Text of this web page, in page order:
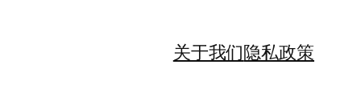
关于我们隐私政策